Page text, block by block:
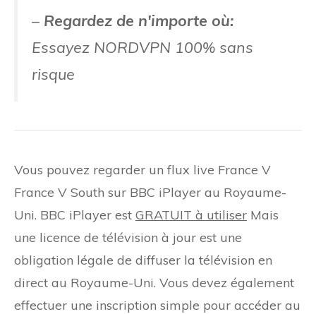
– Regardez de n'importe où:
Essayez NORDVPN 100% sans
risque
Vous pouvez regarder un flux live France V
France V South sur BBC iPlayer au Royaume-
Uni. BBC iPlayer est GRATUIT à utiliser Mais
une licence de télévision à jour est une
obligation légale de diffuser la télévision en
direct au Royaume-Uni. Vous devez également
effectuer une inscription simple pour accéder au